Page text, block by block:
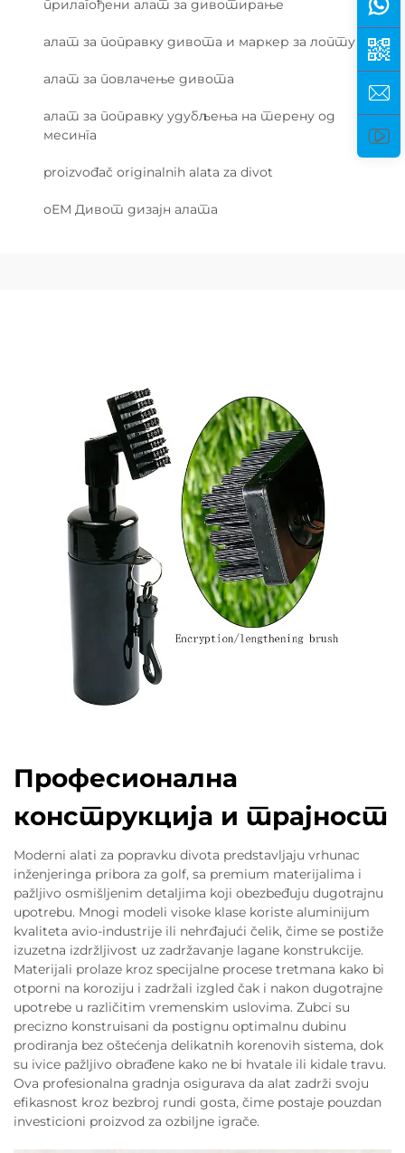
прилагођени алат за дивотирање
алат за поправку дивота и маркер за лопту
алат за повлачење дивота
алат за поправку удубљења на терену од
месинга
proizvođač originalnih alata za divot
оЕМ Дивот дизајн алата
Професионална
конструкција и трајност
Moderni alati za popravku divota predstavljaju vrhunac
inženjeringa pribora za golf, sa premium materijalima i
pažljivo osmišljenim detaljima koji obezbeđuju dugotrajnu
upotrebu. Mnogi modeli visoke klase koriste aluminijum
kvaliteta avio-industrije ili nehrđajući čelik, čime se postiže
izuzetna izdržljivost uz zadržavanje lagane konstrukcije.
Materijali prolaze kroz specijalne procese tretmana kako bi
otporni na koroziju i zadržali izgled čak i nakon dugotrajne
upotrebe u različitim vremenskim uslovima. Zubci su
precizno konstruisani da postignu optimalnu dubinu
prodiranja bez oštećenja delikatnih korenovih sistema, dok
su ivice pažljivo obrađene kako ne bi hvatale ili kidale travu.
Ova profesionalna gradnja osigurava da alat zadrži svoju
efikasnost kroz bezbroj rundi gosta, čime postaje pouzdan
investicioni proizvod za ozbiljne igrače.